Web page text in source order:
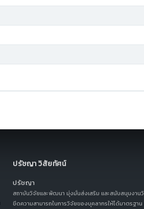
ปรัชญา วิสัยทัศน์
ปรัชญา
สถาบันวิจัยและพัฒนา มุ่งมั่นส่งเสริม และสนับสนุนงาน
ขีดความสามารถในการวิจัยของบุคลากรให้ได้มาตรฐาน